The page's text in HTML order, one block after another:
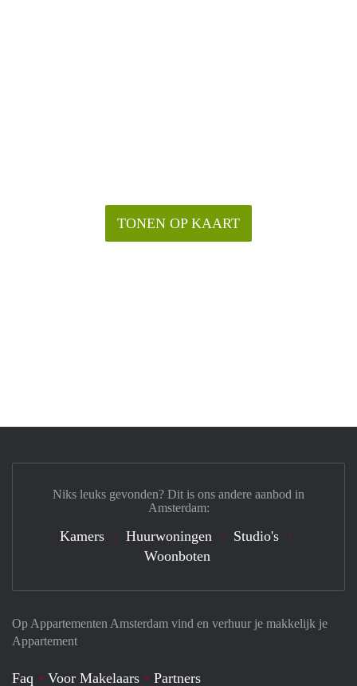
TONEN OP KAART
Op Appartementen Amsterdam vind en verhuur je makkelijk je
Appartement
Faq Voor Makelaars Partners
Niks leuks gevonden? Dit is ons andere aanbod in
Amsterdam:
Kamers Huurwoningen
Studio's
Woonboten